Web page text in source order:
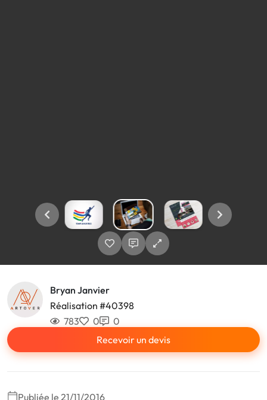
Bryan Janvier
Réalisation #40398
783
0
0
Recevoir un devis
Publiée le 21/11/2016